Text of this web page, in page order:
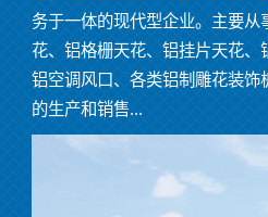
务于一体的现代型企业。主要从
花、铝格栅天花、铝挂片天花、
铝空调风口、各类铝制雕花装饰
的生产和销售...